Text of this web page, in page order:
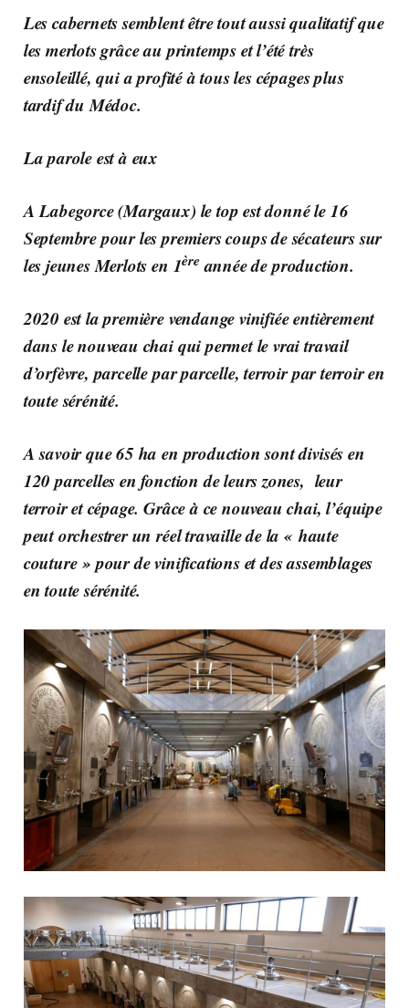
Les cabernets semblent être tout aussi qualitatif que
les merlots grâce au printemps et l’été très
ensoleillé, qui a profité à tous les cépages plus
tardif du Médoc.
La parole est à eux
A Labegorce (Margaux) le top est donné le 16
Septembre pour les premiers coups de sécateurs sur
les jeunes Merlots en 1èreannée de production.
2020 est la première vendange vinifiée entièrement
dans le nouveau chai qui permet le vrai travail
d’orfèvre, parcelle par parcelle, terroir par terroir en
toute sérénité.
A savoir que 65 ha en production sont divisés en
120 parcelles en fonction de leurs zones, leur
terroir et cépage. Grâce à ce nouveau chai, l’équipe
peut orchestrer un réel travaille de la « haute
couture » pour de vinifications et des assemblages
en toute sérénité.